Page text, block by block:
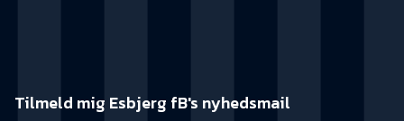
Tilmeld mig Esbjerg fB's nyhedsmail